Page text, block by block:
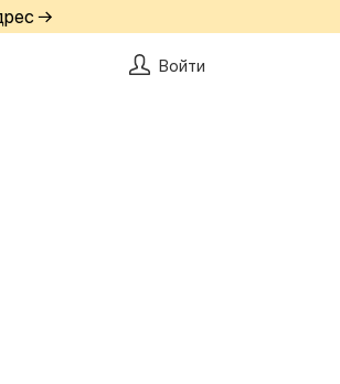
→
Войти